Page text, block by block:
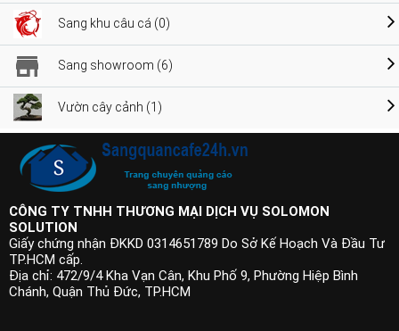
Sang khu câu cá (0)
Sang showroom (6)
Vườn cây cảnh (1)
CÔNG TY TNHH THƯƠNG MẠI DỊCH VỤ SOLOMON
SOLUTION
Giấy chứng nhận ĐKKD 0314651789 Do Sở Kế Hoạch Và Đầu Tư
TP.HCM cấp.
Địa chỉ: 472/9/4 Kha Vạn Cân, Khu Phố 9, Phường Hiệp Bình
Chánh, Quận Thủ Đức, TP.HCM